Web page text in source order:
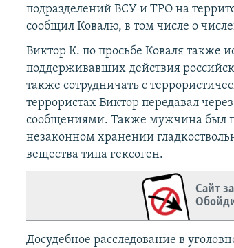
подразделений ВСУ и ТРО на
сообщил Ковалю, в том числе о
Виктор К. по просьбе Коваля также
поддерживавших действия
также сотрудничать с
террористах Виктор передавал
сообщениями. Также мужчина был
незаконном хранении
вещества типа гексоген.
Сайт
Досудебное расследование в